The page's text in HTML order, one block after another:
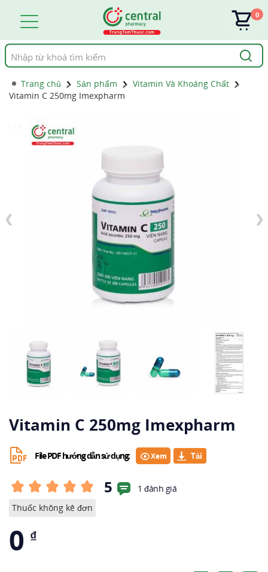
Tìm
kiếm
0
Trang chủ Sản phẩm
Vitamin Và Khoáng Chất
Vitamin C 250mg Imexpharm
❮ ❯
Vitamin C 250mg Imexpharm
File PDF hướng dẫn sử dụng: Xem
5
1 đánh giá
Thuốc không kê đơn
0 ₫